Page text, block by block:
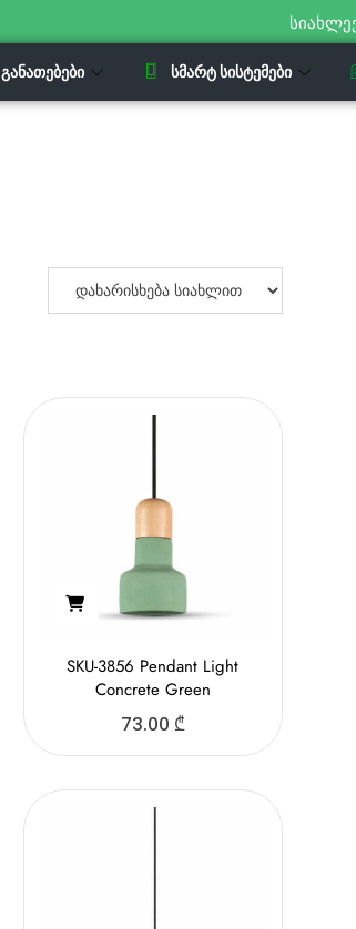
ᲒᲐᲜᲐᲗᲔᲑᲔᲑᲘ ᲡᲛᲐᲠᲢ ᲡᲘᲡᲢᲔᲛᲔᲑᲘ
SKU-3856 Pendant Light
Concrete Green
73.00 ₾